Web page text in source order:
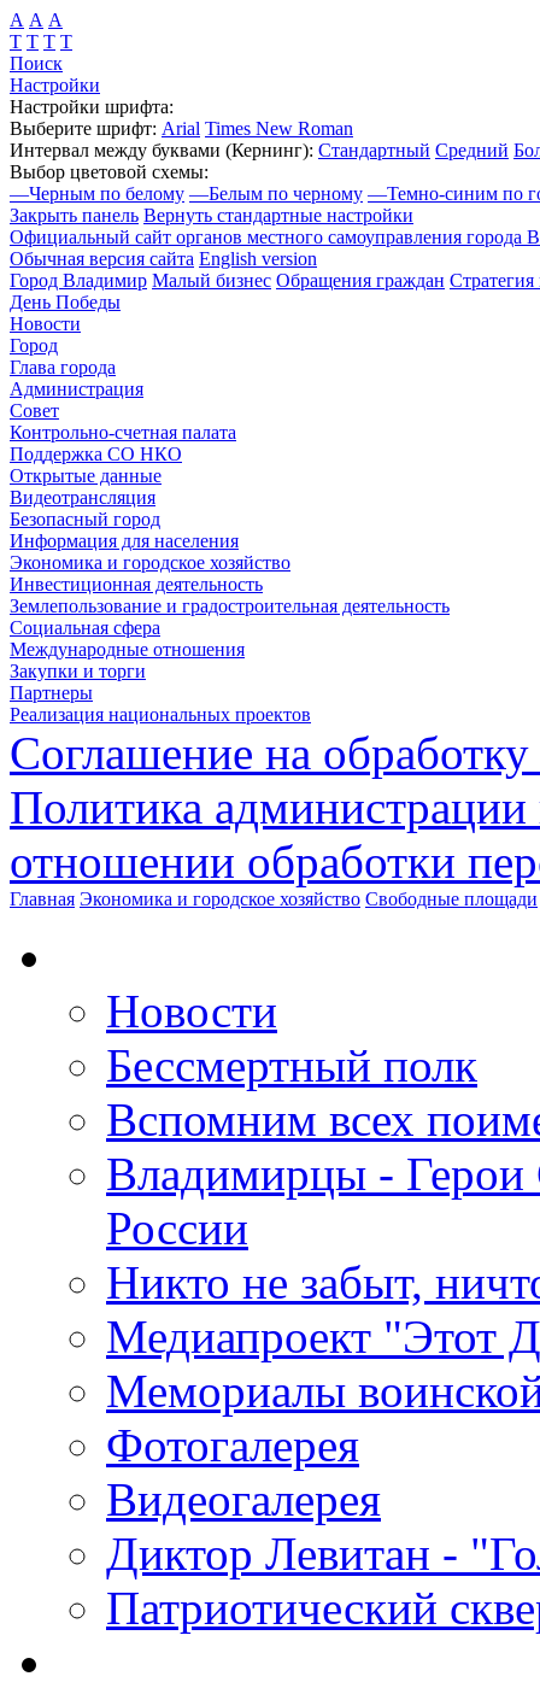
А А А
Т Т Т Т
Поиск
Настройки
Настройки шрифта:
Выберите шрифт: Arial Times New Roman
Интервал между буквами (Кернинг): Стандартный Средний
Выбор цветовой схемы:
—Черным по белому —Белым по черному —Темно-синим по
Закрыть панель Вернуть стандартные настройки
Официальный сайт органов местного самоуправления города
Обычная версия сайта English version
Город Владимир Малый бизнес Обращения граждан Стратегия
День Победы
Новости
Город
Глава города
Администрация
Совет
Контрольно-счетная палата
Поддержка СО НКО
Открытые данные
Видеотрансляция
Безопасный город
Информация для населения
Экономика и городское хозяйство
Инвестиционная деятельность
Землепользование и градостроительная деятельность
Социальная сфера
Международные отношения
Закупки и торги
Партнеры
Реализация национальных проектов
Соглашение на
Политика
отношении обработки
Главная Экономика и городское хозяйство Свободные площади
Новости
Бессмертный полк
Вспомним всех
Владимирцы - Герои
России
Никто не забыт,
Медиапроект "Этот
Мемориалы
Фотогалерея
Видеогалерея
Диктор Левитан -
Патриотический